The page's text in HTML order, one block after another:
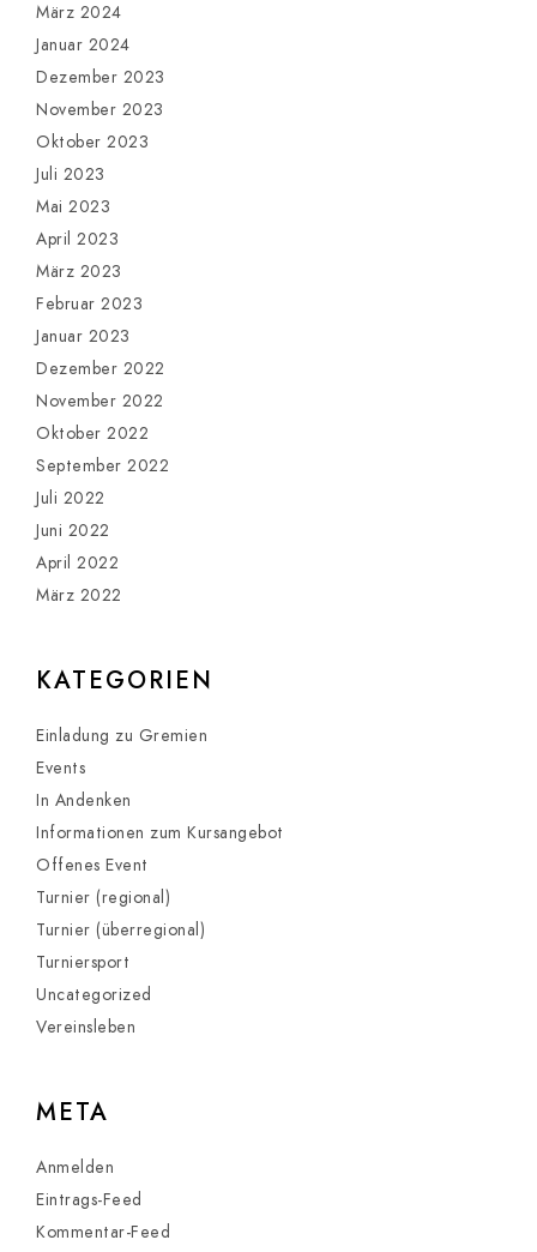
März 2024
Januar 2024
Dezember 2023
November 2023
Oktober 2023
Juli 2023
Mai 2023
April 2023
März 2023
Februar 2023
Januar 2023
Dezember 2022
November 2022
Oktober 2022
September 2022
Juli 2022
Juni 2022
April 2022
März 2022
KATEGORIEN
Einladung zu Gremien
Events
In Andenken
Informationen zum Kursangebot
Offenes Event
Turnier (regional)
Turnier (überregional)
Turniersport
Uncategorized
Vereinsleben
META
Anmelden
Eintrags-Feed
Kommentar-Feed